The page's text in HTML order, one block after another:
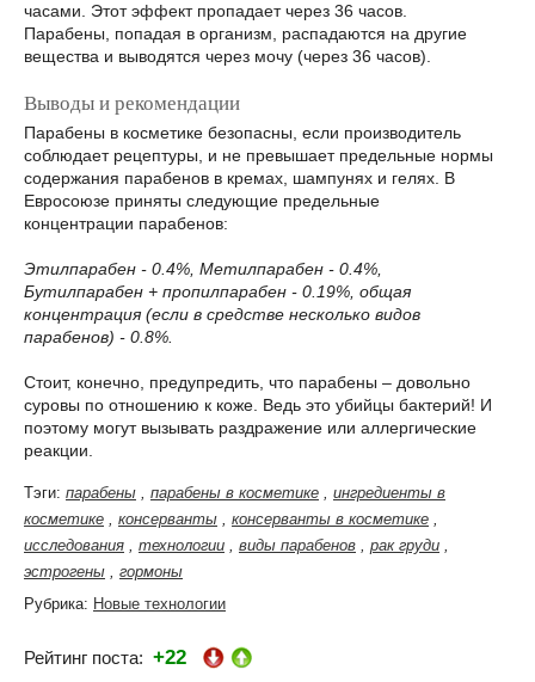
часами. Этот эффект пропадает через 36 часов.
Парабены, попадая в организм, распадаются на другие
вещества и выводятся через мочу (через 36 часов).
Выводы и рекомендации
Парабены в косметике безопасны, если производитель
соблюдает рецептуры, и не превышает предельные нормы
содержания парабенов в кремах, шампунях и гелях. В
Евросоюзе приняты следующие предельные
концентрации парабенов:
Этилпарабен - 0.4%, Метилпарабен - 0.4%,
Бутилпарабен + пропилпарабен - 0.19%, общая
концентрация (если в средстве несколько видов
парабенов) - 0.8%.
Стоит, конечно, предупредить, что парабены – довольно
суровы по отношению к коже. Ведь это убийцы бактерий! И
поэтому могут вызывать раздражение или аллергические
реакции.
Тэги: парабены , парабены в косметике , ингредиенты в
косметике , консерванты , консерванты в косметике ,
исследования , технологии , виды парабенов , рак груди ,
эстрогены , гормоны
Рубрика: Новые технологии
Рейтинг поста: +22